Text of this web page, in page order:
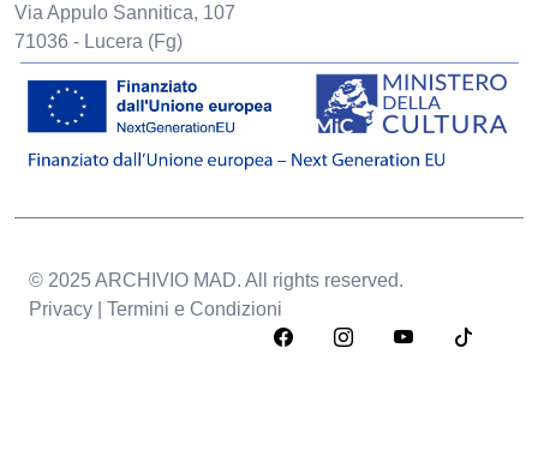
Via Appulo Sannitica, 107
71036 - Lucera (Fg)
© 2025 ARCHIVIO MAD. All rights reserved.
Privacy | Termini e Condizioni